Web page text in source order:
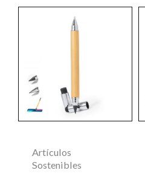
Artículos
Sostenibles